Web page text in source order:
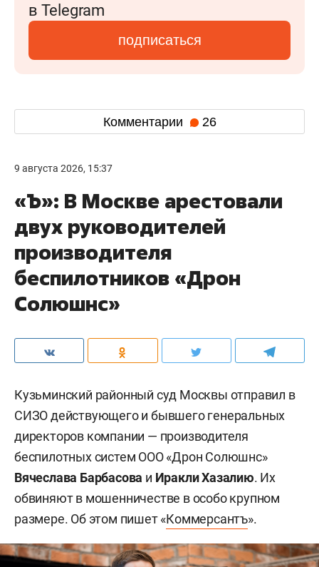
в Telegram
подписаться
Комментарии 26
9 августа 2026, 15:37
«Ъ»: В Москве арестовали
двух руководителей
производителя
беспилотников «Дрон
Солюшнс»
Кузьминский районный суд Москвы отправил в
СИЗО действующего и бывшего генеральных
директоров компании — производителя
беспилотных систем ООО «Дрон Солюшнс»
Вячеслава Барбасова и Иракли Хазалию. Их
обвиняют в мошенничестве в особо крупном
размере. Об этом пишет «Коммерсантъ».